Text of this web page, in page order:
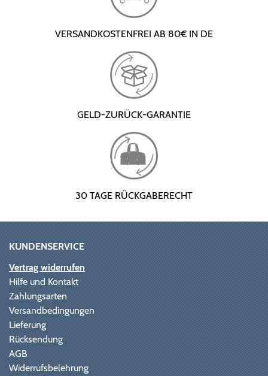
VERSANDKOSTENFREI AB 80€ IN DE
GELD-ZURÜCK-GARANTIE
30 TAGE RÜCKGABERECHT
KUNDENSERVICE
Vertrag widerrufen
Hilfe und Kontakt
Zahlungsarten
Versandbedingungen
Lieferung
Rücksendung
AGB
Widerrufsbelehrung